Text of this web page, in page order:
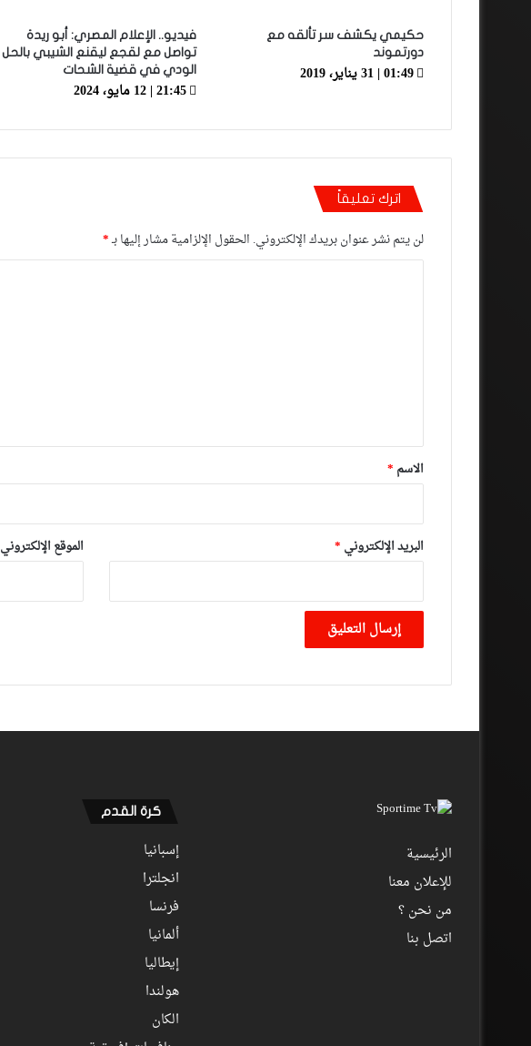
حكيمي يكشف سر تألقه مع
دورتموند
01:49 | 31 يناير، 2019
فيديو.. الإعلام المصري: أبو ريدة
تواصل مع لقجع ليقنع الشيبي بالحل
الودي في قضية الشحات
21:45 | 12 مايو، 2024
اترك تعليقاً
لن يتم نشر عنوان بريدك الإلكتروني. الحقول الإلزامية مشار إليها بـ*
*
الاسم *
البريد الإلكتروني * الموقع الإلكتروني
الرئيسية
للإعلان معنا
من نحن ؟
اتصل بنا
كرة القدم
إسبانيا
انجلترا
فرنسا
ألمانيا
إيطاليا
هولندا
الكان